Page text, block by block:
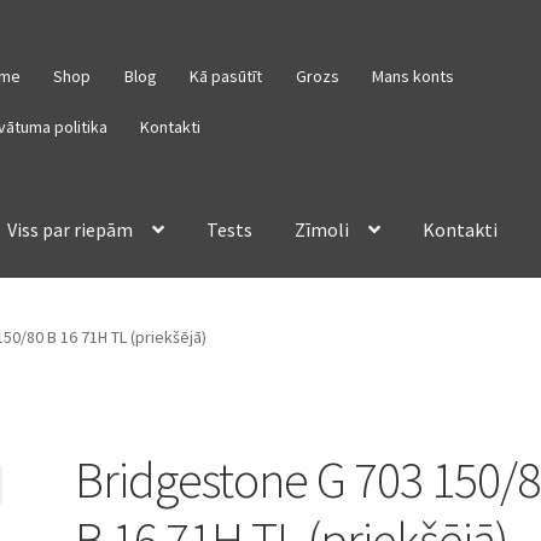
Shop Blog Kā pasūtīt Grozs Mans konts
politika Kontakti
Viss par riepām Tests Zīmoli Kontakti
80 B 16 71H TL (priekšējā)
Bridgestone G 703 150/